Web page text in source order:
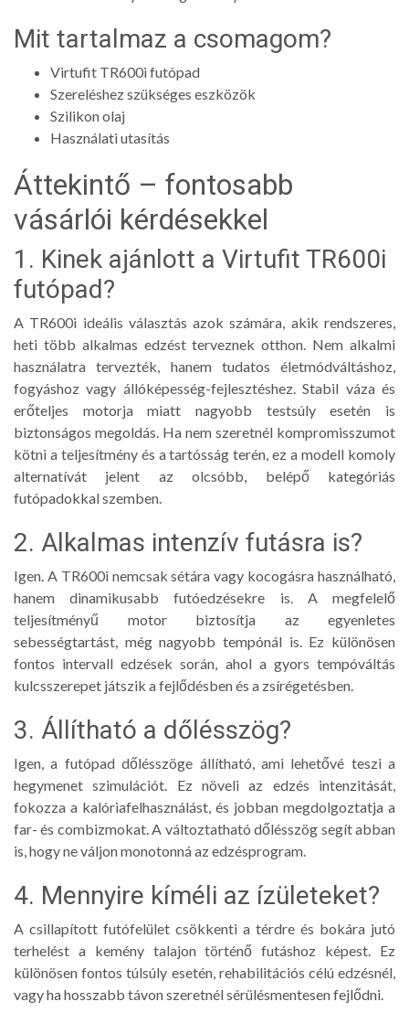
Mit tartalmaz a csomagom?
Virtufit TR600i futópad
Szereléshez szükséges eszközök
Szilikon olaj
Használati utasítás
Áttekintő – fontosabb
vásárlói kérdésekkel
1. Kinek ajánlott a Virtufit TR600i
futópad?
A TR600i ideális választás azok számára, akik rendszeres,
heti több alkalmas edzést terveznek otthon. Nem alkalmi
használatra tervezték, hanem tudatos életmódváltáshoz,
fogyáshoz vagy állóképesség-fejlesztéshez. Stabil váza és
erőteljes motorja miatt nagyobb testsúly esetén is
biztonságos megoldás. Ha nem szeretnél kompromisszumot
kötni a teljesítmény és a tartósság terén, ez a modell komoly
alternatívát jelent az olcsóbb, belépő kategóriás
futópadokkal szemben.
2. Alkalmas intenzív futásra is?
Igen. A TR600i nemcsak sétára vagy kocogásra használható,
hanem dinamikusabb futóedzésekre is. A megfelelő
teljesítményű motor biztosítja az egyenletes
sebességtartást, még nagyobb tempónál is. Ez különösen
fontos intervall edzések során, ahol a gyors tempóváltás
kulcsszerepet játszik a fejlődésben és a zsírégetésben.
3. Állítható a dőlésszög?
Igen, a futópad dőlésszöge állítható, ami lehetővé teszi a
hegymenet szimulációt. Ez növeli az edzés intenzitását,
fokozza a kalóriafelhasználást, és jobban megdolgoztatja a
far- és combizmokat. A változtatható dőlésszög segít abban
is, hogy ne váljon monotonná az edzésprogram.
4. Mennyire kíméli az ízületeket?
A csillapított futófelület csökkenti a térdre és bokára jutó
terhelést a kemény talajon történő futáshoz képest. Ez
különösen fontos túlsúly esetén, rehabilitációs célú edzésnél,
vagy ha hosszabb távon szeretnél sérülésmentesen fejlődni.